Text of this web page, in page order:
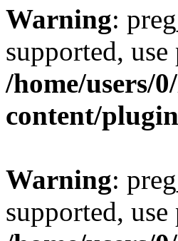
Warning:
supported,
/home/users/
content/
Warning:
supported,